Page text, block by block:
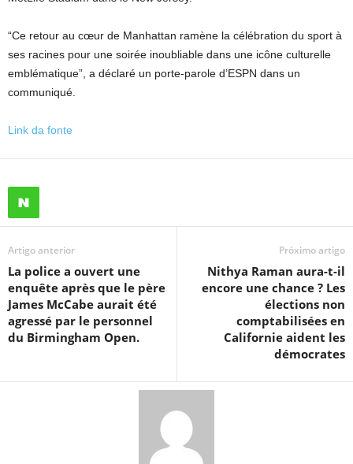
“Ce retour au cœur de Manhattan ramène la célébration du sport à
ses racines pour une soirée inoubliable dans une icône culturelle
emblématique”, a déclaré un porte-parole d’ESPN dans un
communiqué.
Link da fonte
Artigo anterior
La police a ouvert une
enquête après que le père
James McCabe aurait été
agressé par le personnel
du Birmingham Open.
Próximo artigo
Nithya Raman aura-t-il
encore une chance ? Les
élections non
comptabilisées en
Californie aident les
démocrates